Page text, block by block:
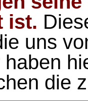
ist.
uns
die